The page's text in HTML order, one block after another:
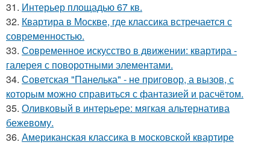
31. Интерьер площадью 67 кв.
32. Квартира в Москве, где классика встречается с
современностью.
33. Современное искусство в движении: квартира -
галерея с поворотными элементами.
34. Советская "Панелька" - не приговор, а вызов, с
которым можно справиться с фантазией и расчётом.
35. Оливковый в интерьере: мягкая альтернатива
бежевому.
36. Американская классика в московской квартире